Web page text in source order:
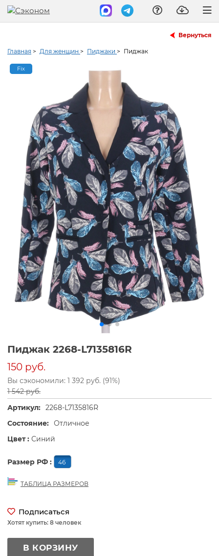
Вернуться
Главная > Для женщин > Пиджаки > Пиджак
Fix
Пиджак 2268-L7135816R
150 руб.
Вы сэкономили: 1 392 руб. (91%)
1 542 руб.
Артикул: 2268-L7135816R
Состояние: Отличное
Цвет : Синий
Размер РФ : 46
ТАБЛИЦА РАЗМЕРОВ
Подписаться
Хотят купить: 8 человек
В КОРЗИНУ